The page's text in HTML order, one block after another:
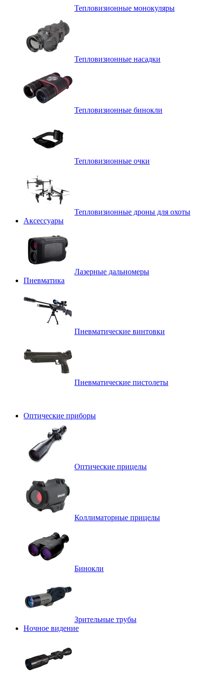
Тепловизионные монокуляры
Тепловизионные насадки
Тепловизионные бинокли
Тепловизионные очки
Тепловизионные дроны для охоты
Аксессуары
Лазерные дальномеры
Пневматика
Пневматические винтовки
Пневматические пистолеты
Оптические приборы
Оптические прицелы
Коллиматорные прицелы
Бинокли
Зрительные трубы
Ночное видение